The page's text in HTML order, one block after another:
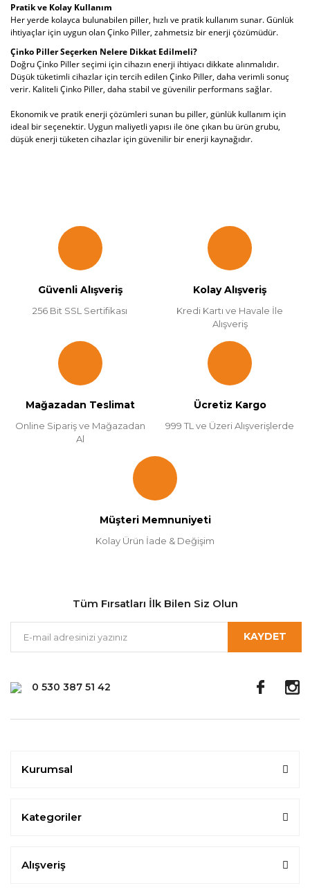
Pratik ve Kolay Kullanım
Her yerde kolayca bulunabilen piller, hızlı ve pratik kullanım sunar. Günlük
ihtiyaçlar için uygun olan Çinko Piller, zahmetsiz bir enerji çözümüdür.
Çinko Piller Seçerken Nelere Dikkat Edilmeli?
Doğru Çinko Piller seçimi için cihazın enerji ihtiyacı dikkate alınmalıdır.
Düşük tüketimli cihazlar için tercih edilen Çinko Piller, daha verimli sonuç
verir. Kaliteli Çinko Piller, daha stabil ve güvenilir performans sağlar.
Ekonomik ve pratik enerji çözümleri sunan bu piller, günlük kullanım için
ideal bir seçenektir. Uygun maliyetli yapısı ile öne çıkan bu ürün grubu,
düşük enerji tüketen cihazlar için güvenilir bir enerji kaynağıdır.
Güvenli Alışveriş
256 Bit SSL Sertifikası
Kolay Alışveriş
Kredi Kartı ve Havale İle
Alışveriş
Mağazadan Teslimat
Online Sipariş ve Mağazadan
Al
Ücretiz Kargo
999 TL ve Üzeri Alışverişlerde
Müşteri Memnuniyeti
Kolay Ürün İade & Değişim
0 530 387 51 42
Tüm Fırsatları İlk Bilen Siz Olun
KAYDET
Kurumsal
Kategoriler
Alışveriş